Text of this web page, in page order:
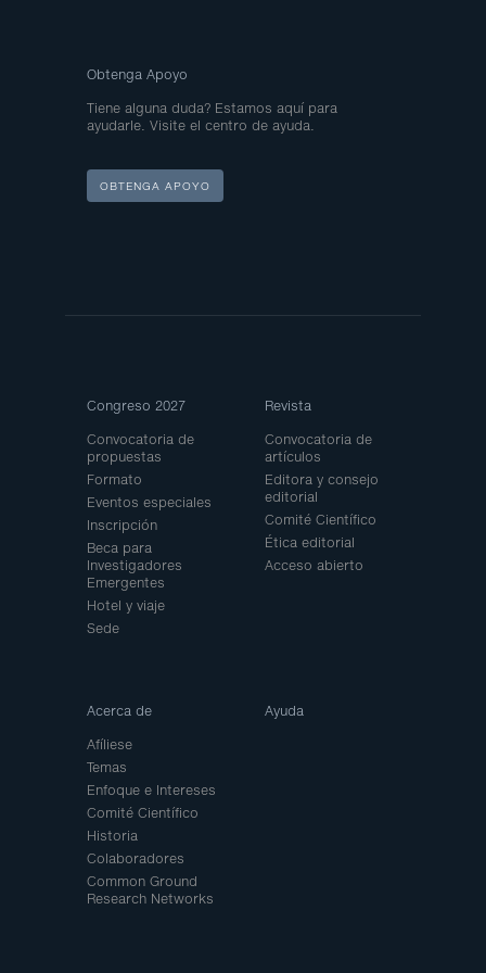
Obtenga Apoyo
Tiene alguna duda? Estamos aquí para
ayudarle. Visite el centro de ayuda.
OBTENGA APOYO
Map
Congreso 2027
Convocatoria de
propuestas
Formato
Eventos especiales
Inscripción
Beca para
Investigadores
Emergentes
Hotel y viaje
Sede
Revista
Convocatoria de
artículos
Editora y consejo
editorial
Comité Científico
Ética editorial
Acceso abierto
Acerca de
Afíliese
Temas
Enfoque e Intereses
Comité Científico
Historia
Colaboradores
Common Ground
Research Networks
Ayuda